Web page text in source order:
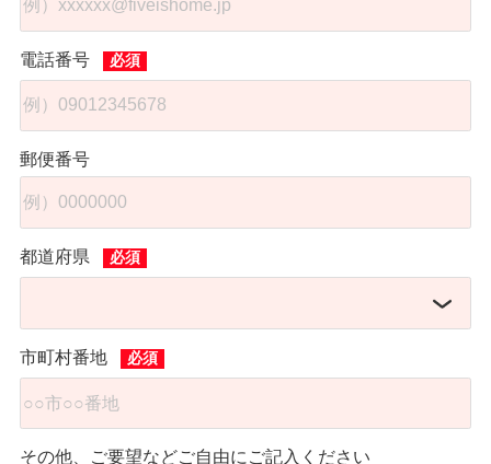
電話番号
郵便番号
都道府県
市町村番地
その他、ご要望などご自由にご記入ください